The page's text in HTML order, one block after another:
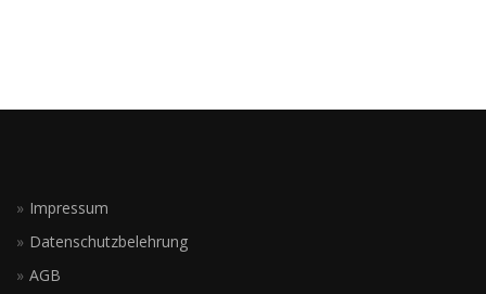
Impressum
Datenschutzbelehrung
AGB